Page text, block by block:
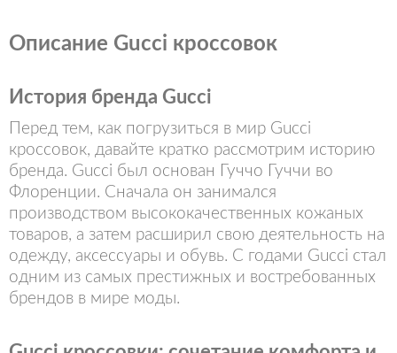
Описание Gucci кроссовок
История бренда Gucci
Перед тем, как погрузиться в мир Gucci
кроссовок, давайте кратко рассмотрим историю
бренда. Gucci был основан Гуччо Гуччи во
Флоренции. Сначала он занимался
производством высококачественных кожаных
товаров, а затем расширил свою деятельность на
одежду, аксессуары и обувь. С годами Gucci стал
одним из самых престижных и востребованных
брендов в мире моды.